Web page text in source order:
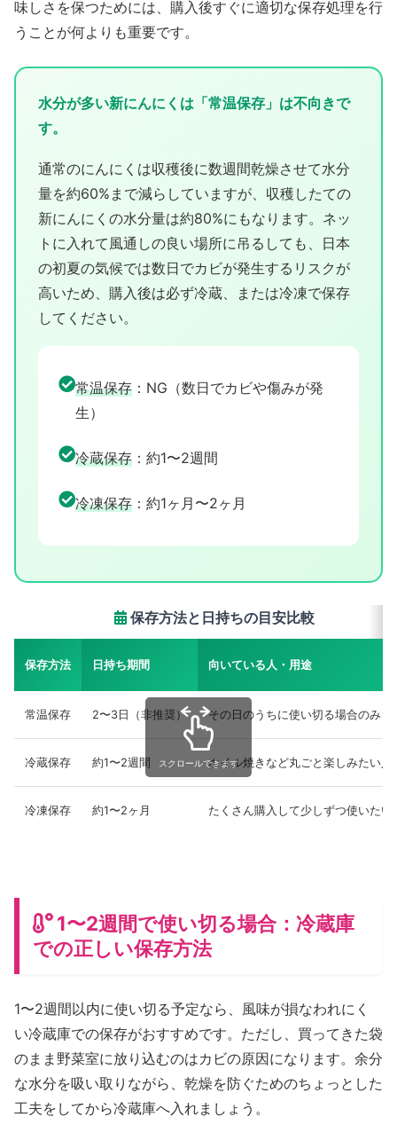
味しさを保つためには、購入後すぐに適切な保存処理を行
うことが何よりも重要です。
水分が多い新にんにくは「常温保存」は不向きで
す。
通常のにんにくは収穫後に数週間乾燥させて水分
量を約60%まで減らしていますが、収穫したての
新にんにくの水分量は約80%にもなります。ネッ
トに入れて風通しの良い場所に吊るしても、日本
の初夏の気候では数日でカビが発生するリスクが
高いため、購入後は必ず冷蔵、または冷凍で保存
してください。
常温保存 ：NG（数日でカビや傷みが発
生）
冷蔵保存 ：約1〜2週間
冷凍保存 ：約1ヶ月〜2ヶ月
保存方法と日持ちの目安比較
保存方法 日持ち期間 向いている人・用途
常温保存 2〜3日（非推奨） その日のうちに使い切る場合のみ
冷蔵保存 約1〜2週間 ホイル焼きなど丸ごと楽しみたい人
冷凍保存 約1〜2ヶ月 たくさん購入して少しずつ使いたい
スクロールできます
1〜2週間で使い切る場合：冷蔵庫
での正しい保存方法
1〜2週間以内に使い切る予定なら、風味が損なわれにく
い冷蔵庫での保存がおすすめです。ただし、買ってきた袋
のまま野菜室に放り込むのはカビの原因になります。余分
な水分を吸い取りながら、乾燥を防ぐためのちょっとした
工夫をしてから冷蔵庫へ入れましょう。